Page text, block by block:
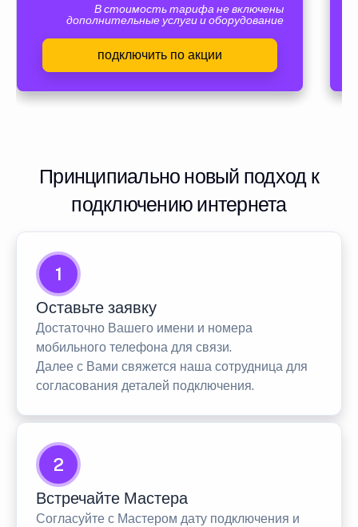
В стоимость тарифа не включены
дополнительные услуги и оборудование
подключить по акции
Принципиально новый подход к
подключению интернета
1
Оставьте заявку
Достаточно Вашего имени и номера
мобильного телефона для связи.
Далее с Вами свяжется наша сотрудница для
согласования деталей подключения.
2
Встречайте Мастера
Согласуйте с Мастером дату подключения и